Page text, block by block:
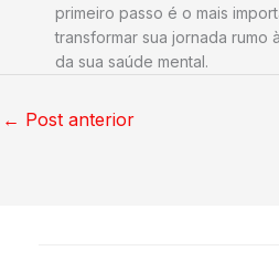
primeiro passo é o mais
transformar sua jornada rumo
da sua saúde mental.
← Post anterior